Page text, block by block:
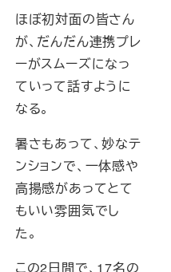
ほぼ初対面の皆さん
が、だんだん連携プレ
ーがスムーズになっ
ていって話すように
なる。
暑さもあって、妙なテ
ンションで、一体感や
高揚感があってとて
もいい雰囲気でし
た。
この2日間で、17名の